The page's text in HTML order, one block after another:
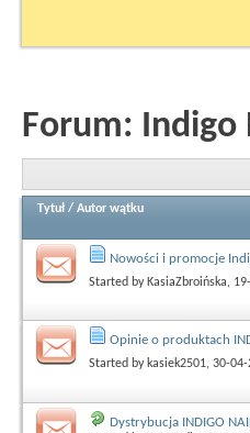
Forum: Indigo
Tytuł / Autor wątku
Nowości i promocje
Started by KasiaZbroińska,
Opinie o produktach
Started by kasiek2501, 30-
Dystrybucja INDIGO